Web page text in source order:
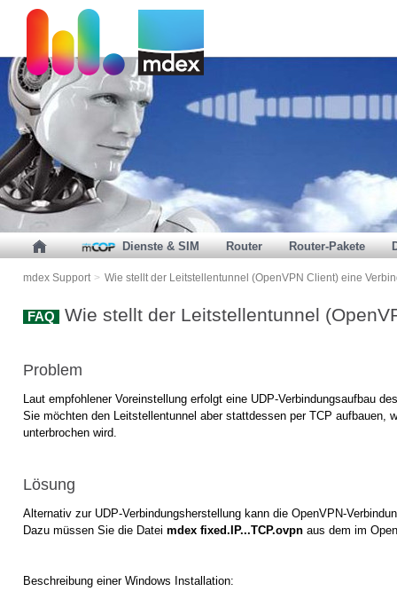
Dienste & SIM Router Router-Pakete
mdex Support > Wie stellt der Leitstellentunnel (OpenVPN Client) eine
FAQ Wie stellt der Leitstellentunnel
Problem
Laut empfohlener Voreinstellung erfolgt eine UDP-Verbindungsaufbau
Sie möchten den Leitstellentunnel aber stattdessen per TCP aufbauen,
unterbrochen wird.
Lösung
Alternativ zur UDP-Verbindungsherstellung kann die OpenVPN-
Dazu müssen Sie die Datei mdex fixed.IP...TCP.ovpn aus dem im
Beschreibung einer Windows Installation: